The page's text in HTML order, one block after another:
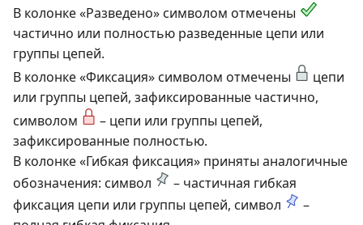
В колонке «Разведено» символом отмечены
частично или полностью разведенные цепи или
группы цепей.
В колонке «Фиксация» символом отмечены
цепи
или группы цепей, зафиксированные частично,
символом
– цепи или группы цепей,
зафиксированные полностью.
В колонке «Гибкая фиксация» приняты аналогичные
обозначения: символ
– частичная гибкая
фиксация цепи или группы цепей, символ
–